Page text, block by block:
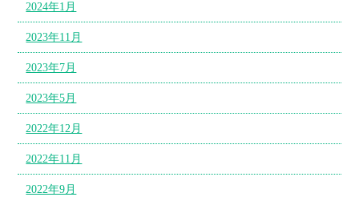
2024年1月
2023年11月
2023年7月
2023年5月
2022年12月
2022年11月
2022年9月